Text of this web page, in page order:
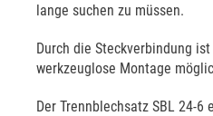
lange suchen zu müssen.
Durch die Steckverbindung
werkzeuglose Montage
Der Trennblechsatz SBL 24-6